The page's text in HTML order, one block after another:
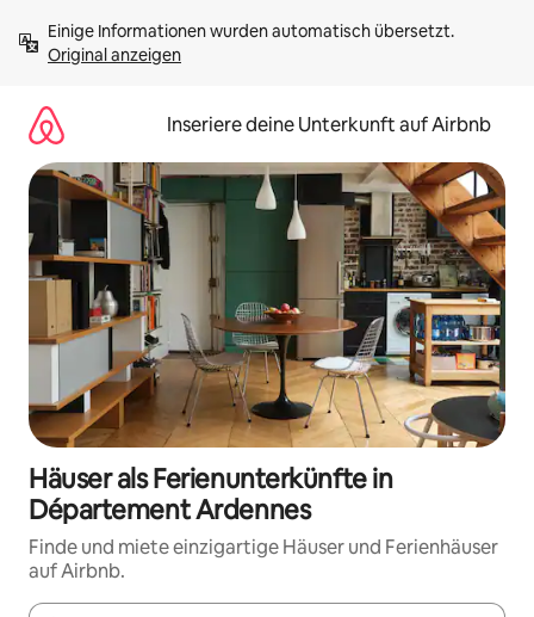
Inhalten
springenOriginal anzeigen
Inseriere deine Unterkunft auf Airbnb
Häuser als Ferienunterkünfte in
Département Ardennes
Finde und miete einzigartige Häuser und Ferienhäuser
auf Airbnb.